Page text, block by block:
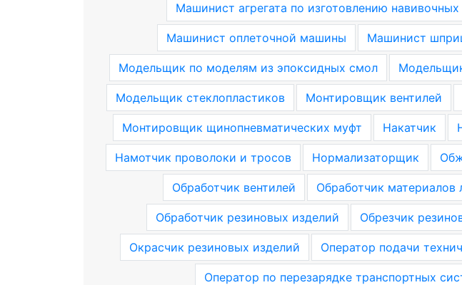
Машинист агрегата по изготовлению
Машинист оплеточной машины Машинист
Модельщик по моделям из эпоксидных смол
Модельщик стеклопластиков Монтировщик вентилей
Монтировщик щинопневматических муфт Накатчик
Намотчик проволоки и тросов Нормализаторщик
Обработчик вентилей Обработчик материалов
Обработчик резиновых изделий Обрезчик
Окрасчик резиновых изделий Оператор подачи
Оператор по перезарядке транспортных